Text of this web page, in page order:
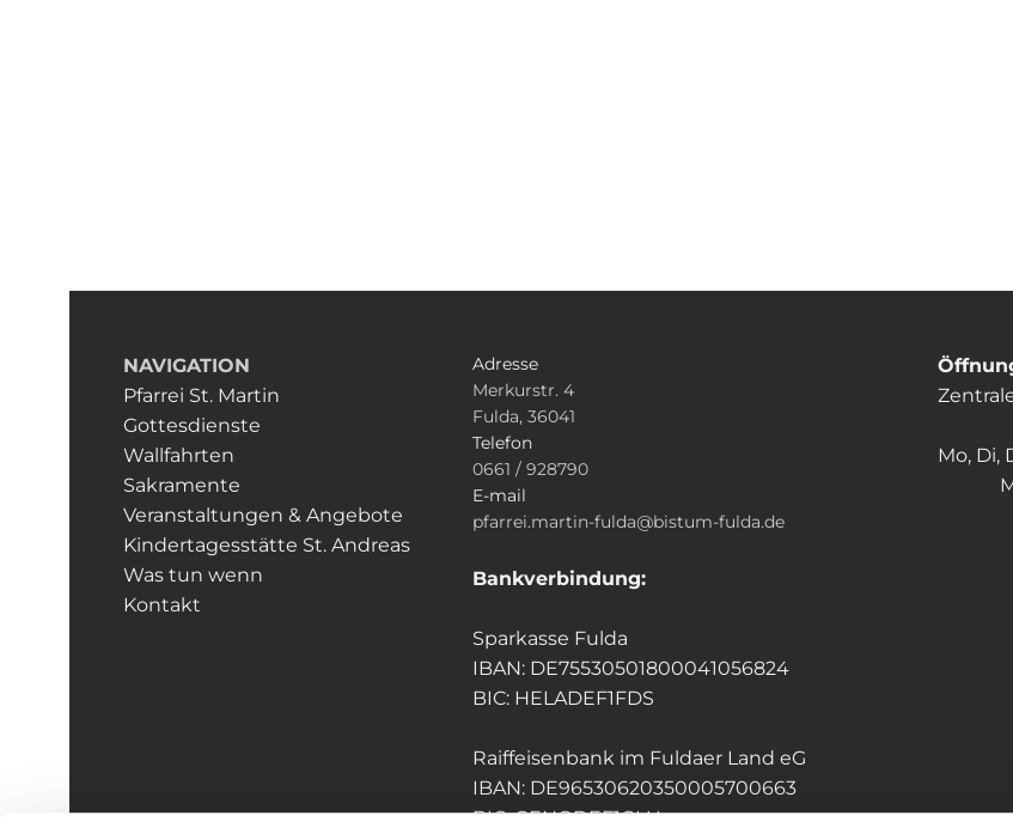
NAVIGATION
Pfarrei St. Martin
Gottesdienste
Wallfahrten
Sakramente
Veranstaltungen & Angebote
Kindertagesstätte St. Andreas
Was tun wenn
Kontakt
Adresse
Merkurstr. 4
Fulda, 36041
Telefon
0661 / 928790
E-mail
pfarrei.martin-fulda@bistum-fulda.de
Bankverbindung:
Sparkasse Fulda
IBAN: DE75530501800041056824
BIC: HELADEF1FDS
Raiffeisenbank im Fuldaer Land eG
IBAN: DE96530620350005700663
BIC: GENODEF1GLU
Mo, Di,
Mi: